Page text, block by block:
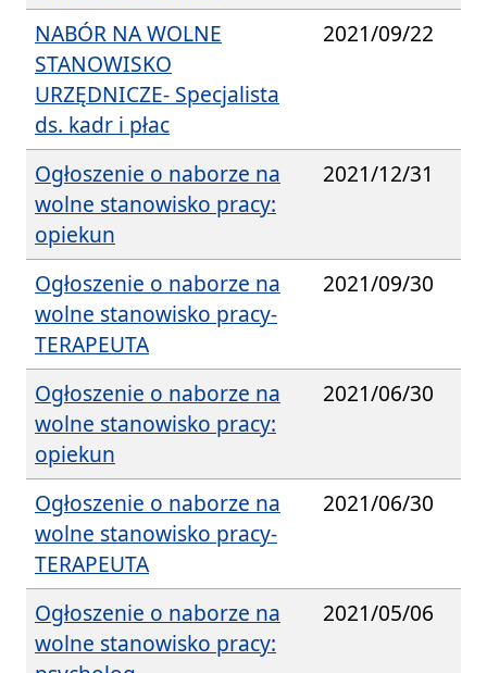
NABÓR NA WOLNE
STANOWISKO
URZĘDNICZE- Specjalista
ds. kadr i płac
2021/09/22
Ogłoszenie o naborze na
wolne stanowisko pracy:
opiekun
2021/12/31
Ogłoszenie o naborze na
wolne stanowisko pracy-
TERAPEUTA
2021/09/30
Ogłoszenie o naborze na
wolne stanowisko pracy:
opiekun
2021/06/30
Ogłoszenie o naborze na
wolne stanowisko pracy-
TERAPEUTA
2021/06/30
Ogłoszenie o naborze na
wolne stanowisko pracy:
2021/05/06